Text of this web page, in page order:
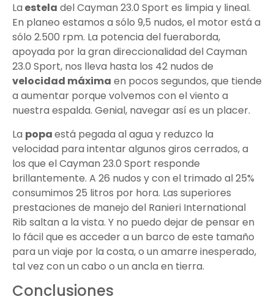
La estela del Cayman 23.0 Sport es limpia y lineal.
En planeo estamos a sólo 9,5 nudos, el motor está a
sólo 2.500 rpm. La potencia del fueraborda,
apoyada por la gran direccionalidad del Cayman
23.0 Sport, nos lleva hasta los 42 nudos de
velocidad máxima en pocos segundos, que tiende
a aumentar porque volvemos con el viento a
nuestra espalda. Genial, navegar así es un placer.
La popaestá pegada al agua y reduzco la
velocidad para intentar algunos giros cerrados, a
los que el Cayman 23.0 Sport responde
brillantemente. A 26 nudos y con el trimado al 25%
consumimos 25 litros por hora. Las superiores
prestaciones de manejo del Ranieri International
Rib saltan a la vista. Y no puedo dejar de pensar en
lo fácil que es acceder a un barco de este tamaño
para un viaje por la costa, o un amarre inesperado,
tal vez con un cabo o un ancla en tierra.
Conclusiones